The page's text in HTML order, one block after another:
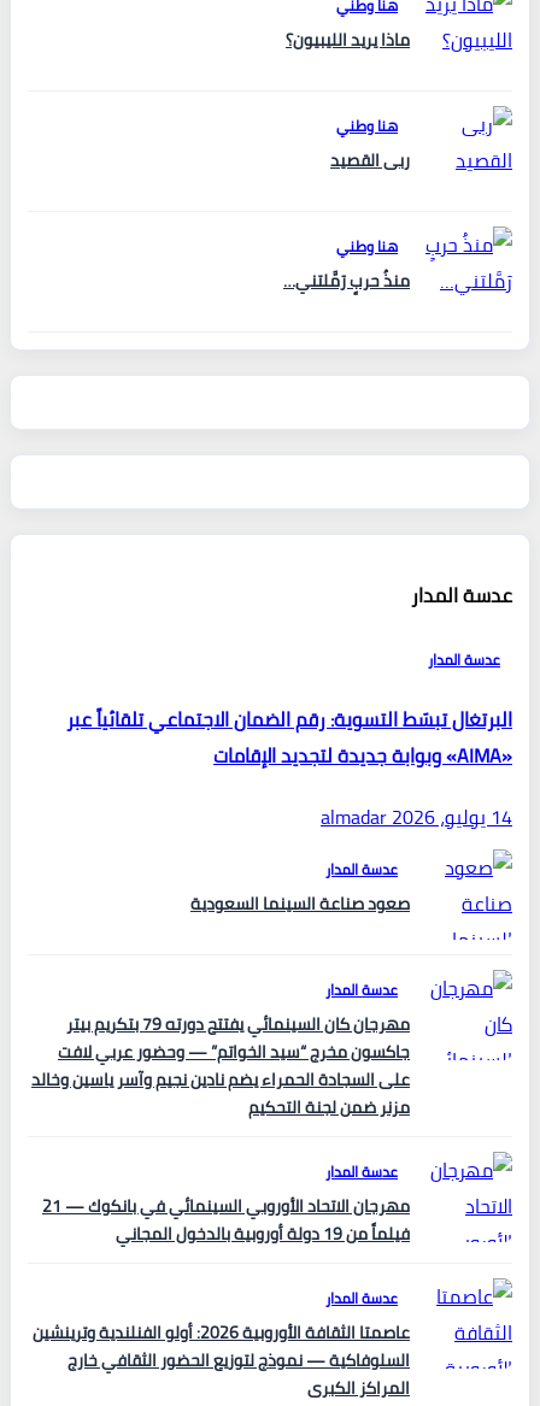
ماذا يريد الليبيون؟
هنا وطني
ربى القصيد
هنا وطني
منذُ حربٍ رَمَّلتني…
عدسة المدار
عدسة المدار
البرتغال تبسّط التسوية: رقم الضمان الاجتماعي تلقائياً عبر
«AIMA» وبوابة جديدة لتجديد الإقامات
14 يوليو، 2026
almadar
عدسة المدار
صعود صناعة السينما السعودية
عدسة المدار
مهرجان كان السينمائي يفتتح دورته 79 بتكريم بيتر
جاكسون مخرج “سيد الخواتم” — وحضور عربي لافت
على السجادة الحمراء يضم نادين نجيم وآسر ياسين وخالد
مزنر ضمن لجنة التحكيم
عدسة المدار
مهرجان الاتحاد الأوروبي السينمائي في بانكوك — 21
فيلماً من 19 دولة أوروبية بالدخول المجاني
عدسة المدار
عاصمتا الثقافة الأوروبية 2026: أولو الفنلندية وترينشين
السلوفاكية — نموذج لتوزيع الحضور الثقافي خارج
المراكز الكبرى